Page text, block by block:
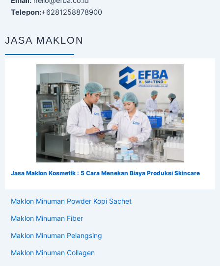
Telepon:+6281258878900
JASA MAKLON
Jasa Maklon Kosmetik : 5 Cara Menekan Biaya Produksi Skincare
Maklon Minuman Powder Kopi Sachet
Maklon Minuman Fiber
Maklon Minuman Pelangsing
Maklon Minuman Collagen